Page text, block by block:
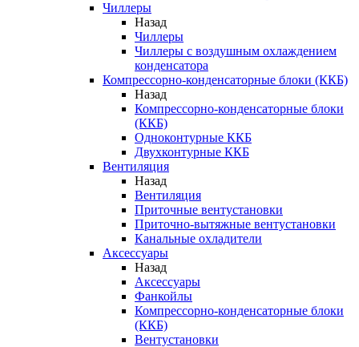
Чиллеры
Назад
Чиллеры
Чиллеры с воздушным охлаждением
конденсатора
Компрессорно-конденсаторные блоки (ККБ)
Назад
Компрессорно-конденсаторные блоки
(ККБ)
Одноконтурные ККБ
Двухконтурные ККБ
Вентиляция
Назад
Вентиляция
Приточные вентустановки
Приточно-вытяжные вентустановки
Канальные охладители
Аксессуары
Назад
Аксессуары
Фанкойлы
Компрессорно-конденсаторные блоки
(ККБ)
Вентустановки